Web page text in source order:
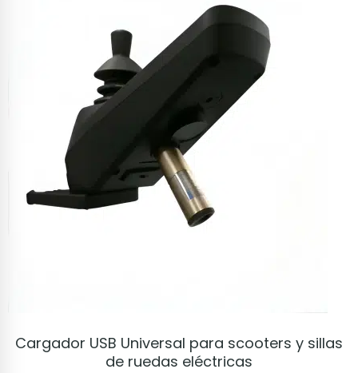
VER PRODUCTO
Cargador USB Universal para scooters y sillas
de ruedas eléctricas